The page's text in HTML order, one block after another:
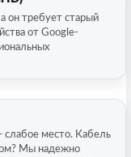
он требует старый
от Google-
слабое место. Кабель
Мы надежно